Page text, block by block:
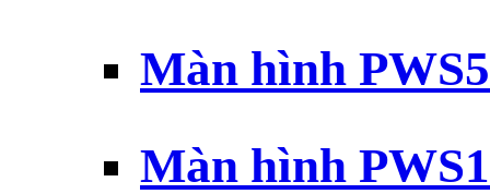
Màn hình
Màn hình